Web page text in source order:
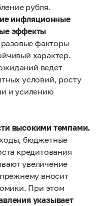
рубля.
инфляционные
эффекты
разовые факторы
характер.
ведет
условий, росту
и усилению
высокими темпами.
бюджетные
кредитования
увеличение
вносит
При этом
указывает